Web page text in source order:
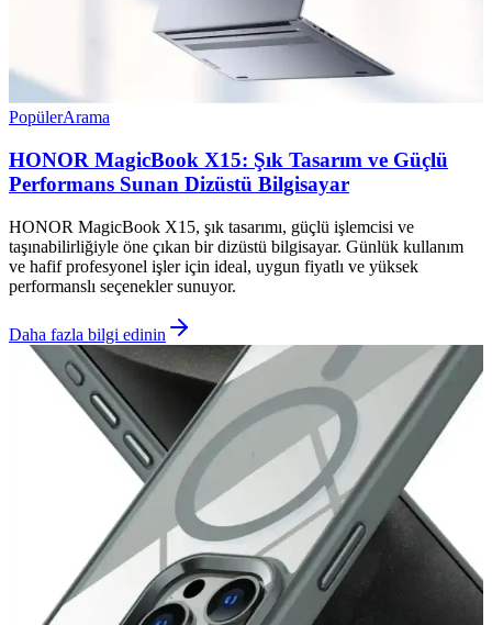
PopülerArama
HONOR MagicBook X15: Şık Tasarım ve Güçlü
Performans Sunan Dizüstü Bilgisayar
HONOR MagicBook X15, şık tasarımı, güçlü işlemcisi ve
taşınabilirliğiyle öne çıkan bir dizüstü bilgisayar. Günlük kullanım
ve hafif profesyonel işler için ideal, uygun fiyatlı ve yüksek
performanslı seçenekler sunuyor.
Daha fazla bilgi edinin